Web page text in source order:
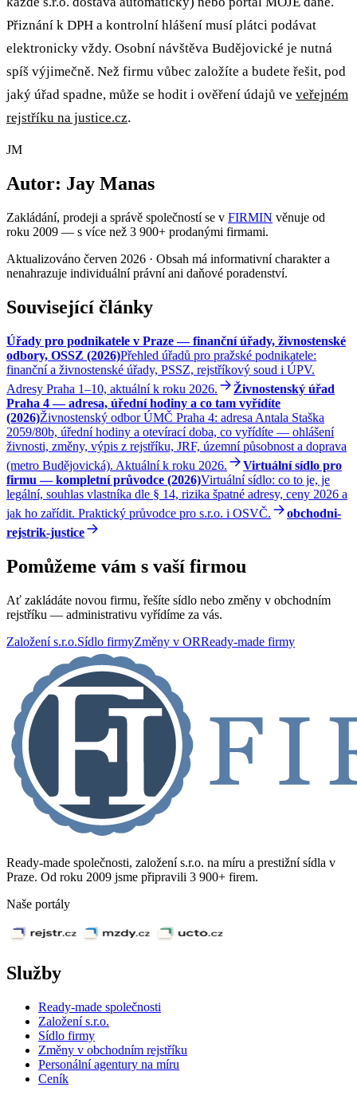
Přiznání k DPH a kontrolní hlášení musí plátci podávat
elektronicky vždy. Osobní návštěva Budějovické je nutná
spíš výjimečně. Než firmu vůbec založíte a budete řešit, pod
jaký úřad spadne, může se hodit i ověření údajů ve veřejném
rejstříku na justice.cz.
JM
Autor: Jay Manas
Zakládání, prodeji a správě společností se v FIRMIN věnuje od
roku 2009 — s více než 3 900+ prodanými firmami.
Aktualizováno červen 2026 · Obsah má informativní charakter a
nenahrazuje individuální právní ani daňové poradenství.
Související články
Úřady pro podnikatele v Praze — finanční úřady, živnostenské
odbory, OSSZ (2026)Přehled úřadů pro pražské podnikatele:
finanční a živnostenské úřady, PSSZ, rejstříkový soud i ÚPV.
Adresy Praha 1–10, aktuální k roku 2026.
Živnostenský úřad
Praha 4 — adresa, úřední hodiny a co tam vyřídíte
(2026)Živnostenský odbor ÚMČ Praha 4: adresa Antala Staška
2059/80b, úřední hodiny a otevírací doba, co vyřídíte — ohlášení
živnosti, změny, výpis z rejstříku, JRF, územní působnost a doprava
(metro Budějovická). Aktuální k roku 2026.
Virtuální sídlo pro
firmu — kompletní průvodce (2026)Virtuální sídlo: co to je, je
legální, souhlas vlastníka dle § 14, rizika špatné adresy, ceny 2026 a
jak ho zařídit. Praktický průvodce pro s.r.o. i OSVČ.
obchodni-
rejstrik-justice
Pomůžeme vám s vaší firmou
Ať zakládáte novou firmu, řešíte sídlo nebo změny v obchodním
rejstříku — administrativu vyřídíme za vás.
Založení s.r.o.Sídlo firmyZměny v ORReady-made firmy
Ready-made společnosti, založení s.r.o. na míru a prestižní sídla v
Praze. Od roku 2009 jsme připravili 3 900+ firem.
Naše portály
Služby
Ready-made společnosti
Založení s.r.o.
Sídlo firmy
Změny v obchodním rejstříku
Personální agentury na míru
Ceník